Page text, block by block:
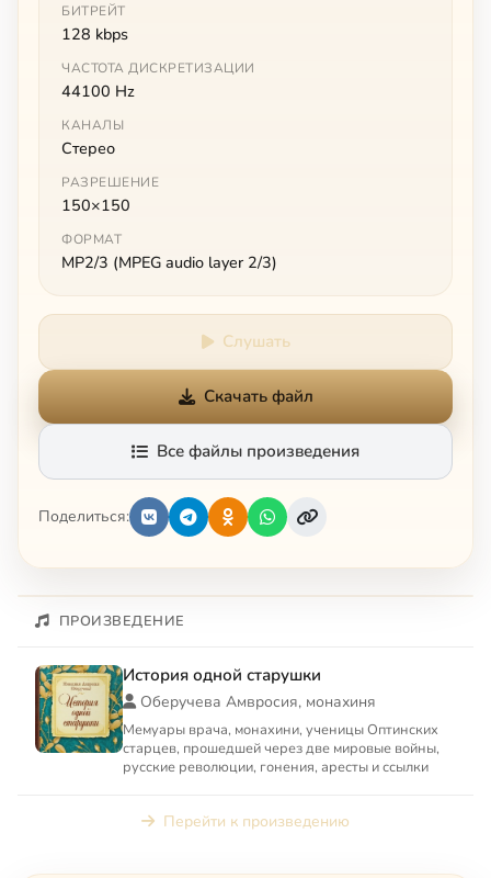
БИТРЕЙТ
128 kbps
ЧАСТОТА ДИСКРЕТИЗАЦИИ
44100 Hz
КАНАЛЫ
Стерео
РАЗРЕШЕНИЕ
150×150
ФОРМАТ
MP2/3 (MPEG audio layer 2/3)
Слушать
Скачать файл
Все файлы произведения
Поделиться:
ПРОИЗВЕДЕНИЕ
История одной старушки
Оберучева Амвросия, монахиня
Мемуары врача, монахини, ученицы Оптинских
старцев, прошедшей через две мировые войны,
русские революции, гонения, аресты и ссылки
Перейти к произведению